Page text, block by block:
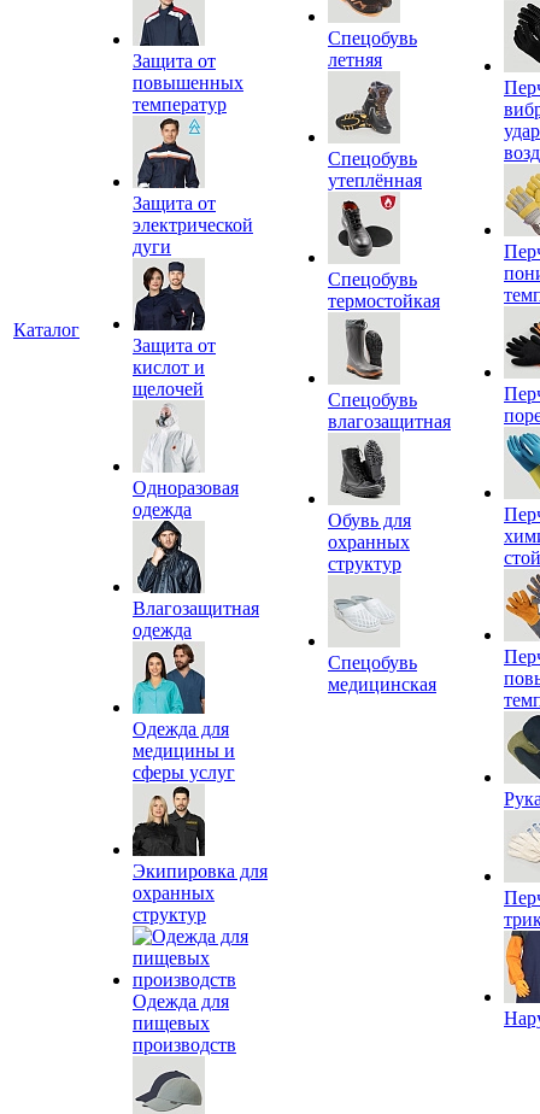
Каталог
Защита от
повышенных
температур
Защита от
электрической
дуги
Защита от
кислот и
щелочей
Одноразовая
одежда
Влагозащитная
одежда
Одежда для
медицины и
сферы услуг
Экипировка для
охранных
структур
Одежда для
пищевых
производств
Спецобувь
летняя
Спецобувь
утеплённая
Спецобувь
термостойкая
Спецобувь
влагозащитная
Обувь для
охранных
структур
Спецобувь
медицинская